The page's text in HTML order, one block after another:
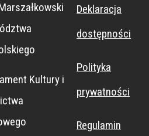
Kultury i
Deklaracja
dostępności
Polityka
prywatności
Regulamin